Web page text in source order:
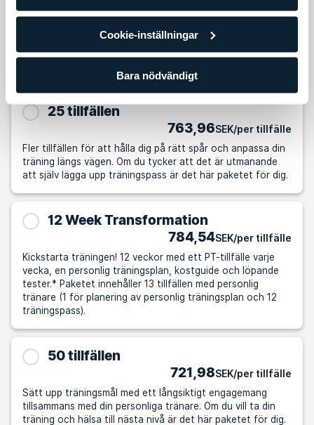
Cookie-inställningar
Bara nödvändigt
och träningsplan. Om du redan tränar regelmässigt på egen
hand eller på gruppträningsklasser är det här paketet för
25 tillfällen
763,96SEK/per tillfälle
Fler tillfällen för att hålla dig på rätt spår och anpassa din
träning längs vägen. Om du tycker att det är utmanande
att själv lägga upp träningspass är det här paketet för dig.
12 Week Transformation
784,54SEK/per tillfälle
Kickstarta träningen! 12 veckor med ett PT-tillfälle varje
vecka, en personlig träningsplan, kostguide och löpande
tester.* Paketet innehåller 13 tillfällen med personlig
tränare (1 för planering av personlig träningsplan och 12
träningspass).
50 tillfällen
721,98SEK/per tillfälle
Sätt upp träningsmål med ett långsiktigt engagemang
tillsammans med din personliga tränare. Om du vill ta din
träning och hälsa till nästa nivå är det här paketet för dig.